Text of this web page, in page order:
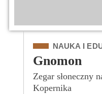
KategoriaNAUKA I
Gnomon
Zegar słoneczny
Kopernika